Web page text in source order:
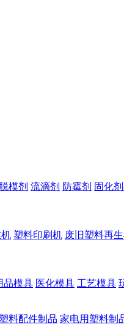
脱模剂 流滴剂 防霉剂 固化
塑料印刷机 废旧塑料再
品模具 医化模具 工艺模具
塑料配件制品 家电用塑料制